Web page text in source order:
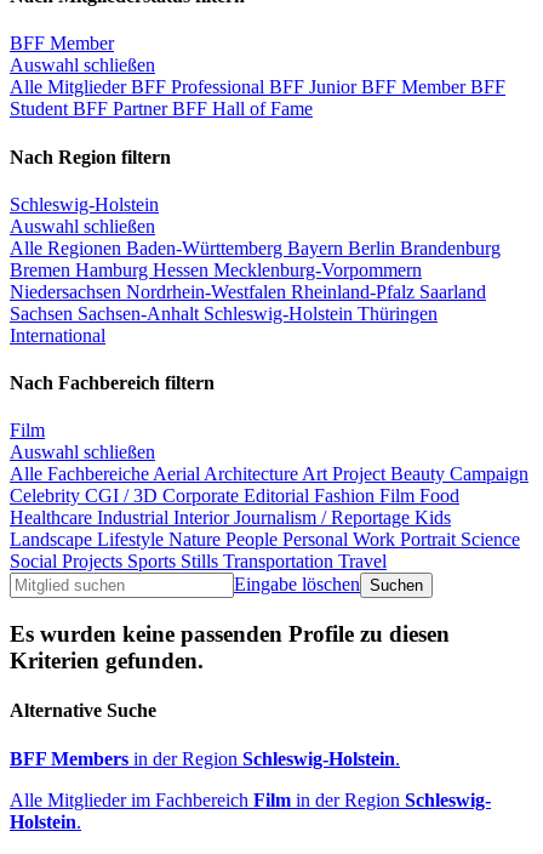
BFF Member
Auswahl schließen
Alle MitgliederBFF Professional BFF JuniorBFF MemberBFF
Student BFF PartnerBFF Hall of Fame
Nach Region filtern
Schleswig-Holstein
Auswahl schließen
Alle Regionen Baden-Württemberg Bayern Berlin Brandenburg
Bremen Hamburg Hessen Mecklenburg-Vorpommern
Niedersachsen Nordrhein-Westfalen Rheinland-Pfalz Saarland
Sachsen Sachsen-Anhalt Schleswig-Holstein Thüringen
International
Nach Fachbereich filtern
Film
Auswahl schließen
Alle Fachbereiche Aerial Architecture Art Project Beauty Campaign
Celebrity CGI / 3D Corporate Editorial Fashion Film Food
Healthcare Industrial InteriorJournalism / Reportage Kids
Landscape Lifestyle Nature People Personal Work Portrait Science
Social Projects Sports Stills Transportation Travel
Eingabe löschen
Es wurden keine passenden Profile zu diesen
Kriterien gefunden.
Alternative Suche
BFF Members in der Region Schleswig-Holstein.
Alle Mitglieder im Fachbereich Film in der Region Schleswig-
Holstein.